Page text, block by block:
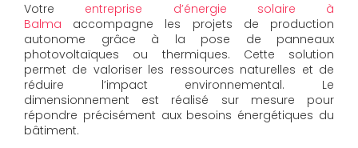
Votre entreprise d’énergie solaire à
Balma accompagne les projets de production
autonome grâce à la pose de panneaux
photovoltaïques ou thermiques. Cette solution
permet de valoriser les ressources naturelles et de
réduire l’impact environnemental. Le
dimensionnement est réalisé sur mesure pour
répondre précisément aux besoins énergétiques du
bâtiment.